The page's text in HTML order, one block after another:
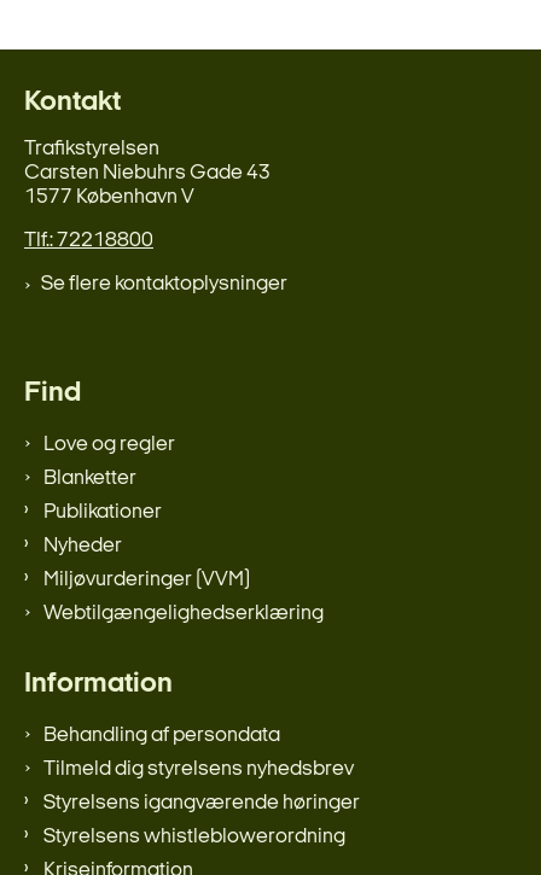
Kontakt
Trafikstyrelsen
Carsten Niebuhrs Gade 43
1577 København V
Tlf.: 72218800
Se flere kontaktoplysninger
Find
Love og regler
Blanketter
Publikationer
Nyheder
Miljøvurderinger (VVM)
Webtilgængelighedserklæring
Information
Behandling af persondata
Tilmeld dig styrelsens nyhedsbrev
Styrelsens igangværende høringer
Styrelsens whistleblowerordning
Kriseinformation